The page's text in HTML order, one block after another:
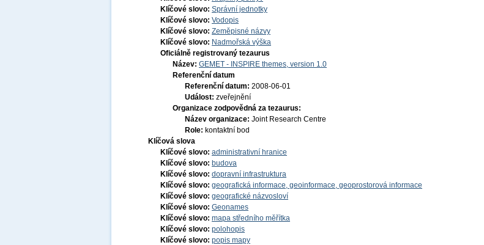
Klíčové slovo: Správní jednotky
Klíčové slovo: Vodopis
Klíčové slovo: Zeměpisné názvy
Klíčové slovo: Nadmořská výška
Oficiálně registrovaný tezaurus
Název: GEMET - INSPIRE themes, version 1.0
Referenční datum
Referenční datum: 2008-06-01
Událost: zveřejnění
Organizace zodpovědná za tezaurus:
Název organizace: Joint Research Centre
Role: kontaktní bod
Klíčová slova
Klíčové slovo: administrativní hranice
Klíčové slovo: budova
Klíčové slovo: dopravní infrastruktura
Klíčové slovo: geografická informace, geoinformace, geoprostorová informace
Klíčové slovo: geografické názvosloví
Klíčové slovo: Geonames
Klíčové slovo: mapa středního měřítka
Klíčové slovo: polohopis
Klíčové slovo: popis mapy